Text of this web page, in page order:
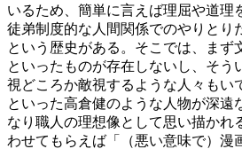
いるため、簡単に言えば理屈や道理
徒弟制度的な人間関係でのやりとり
という歴史がある。そこでは、まず
といったものが存在しないし、そう
視どころか敵視するような人々もい
といった高倉健のような人物が深遠
なり職人の理想像として思い描かれ
わせてもらえば「（悪い意味で）漫